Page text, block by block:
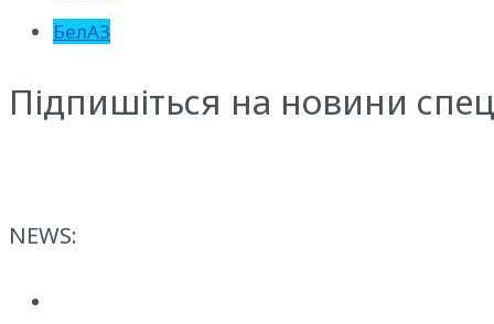
БелАЗ
Підпишіться на новини
NEWS: